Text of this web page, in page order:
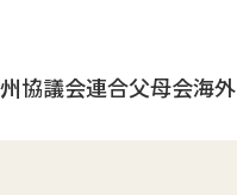
協議会連合父母会海外